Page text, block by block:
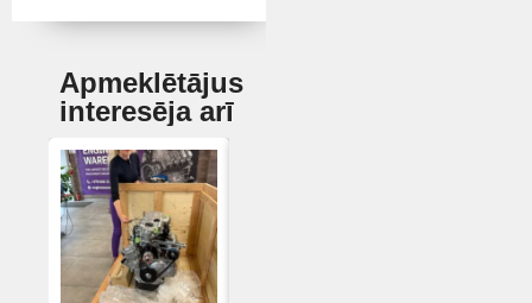
Apmeklētājus
interesēja arī